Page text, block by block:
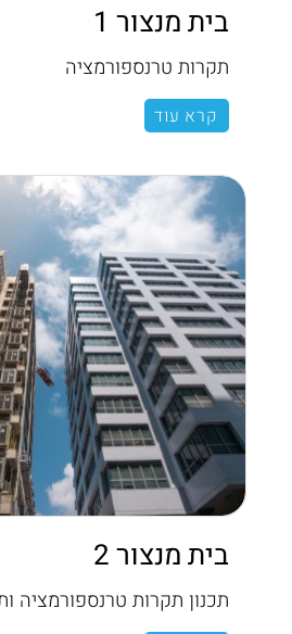
בית מנצור 1
תקרות טרנספורמציה
קרא עוד
בית מנצור 2
תכנון תקרות טרנספורמציה